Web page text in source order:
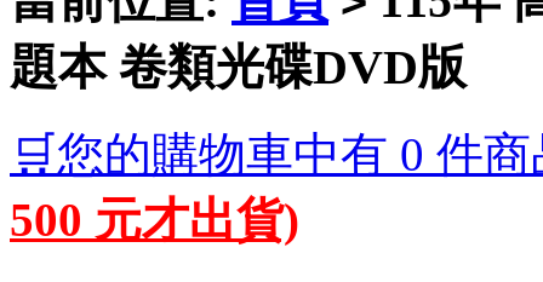
題本 卷類光碟DVD版
🛒您的購物車中有 0 件
500 元才出貨)